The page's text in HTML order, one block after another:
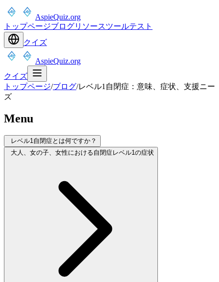
AspieQuiz.org
トップページブログリソースツールテスト
クイズ
AspieQuiz.org
クイズ
トップページ/ブログ/レベル1自閉症：意味、症状、支援ニー
ズ
Menu
レベル1自閉症とは何ですか？
大人、女の子、女性における自閉症レベル1の症状